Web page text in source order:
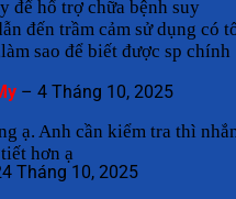
để hổ trợ chữa bệnh suy
đến trầm cảm sử dụng có
sao để biết được sp chính
– 4 Tháng 10, 2025
ạ. Anh cần kiểm tra thì
hơn ạ
Tháng 10, 2025